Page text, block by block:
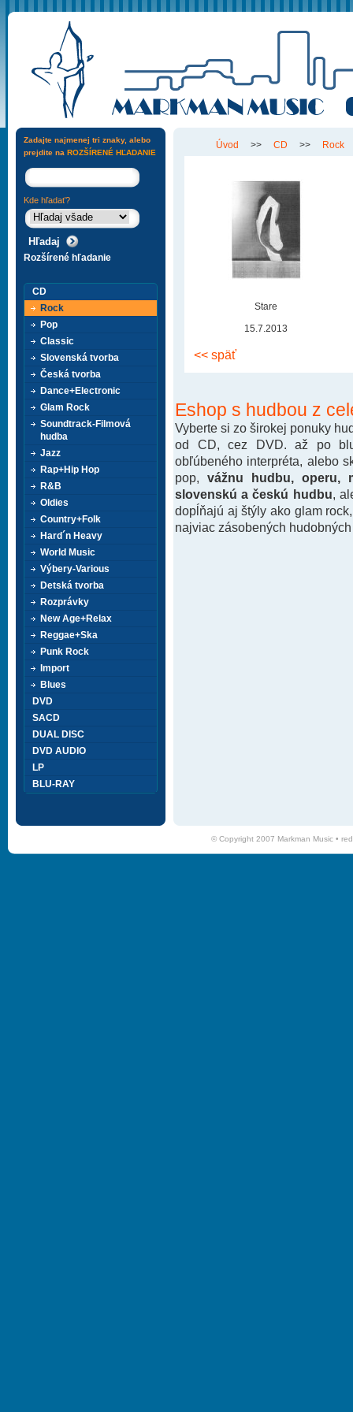
Úvod >> CD >> Rock
Stare
15.7.2013
<< späť
Eshop s hudbou z
Vyberte si zo širokej ponuky
od CD, cez DVD. až po
obľúbeného interpréta, alebo
pop, vážnu hudbu, operu,
slovenskú a českú hudbu ,
dopĺňajú aj štýly ako glam
najviac zásobených
Zadajte najmenej tri znaky, alebo
prejdite na ROZŠÍRENÉ HĽADANIE
Kde hľadať?
Rozšírené hľadanie
CD
Rock
Pop
Classic
Slovenská tvorba
Česká tvorba
Dance+Electronic
Glam Rock
Soundtrack-Filmová
hudba
Jazz
Rap+Hip Hop
R&B
Oldies
Country+Folk
Hard´n Heavy
World Music
Výbery-Various
Detská tvorba
Rozprávky
New Age+Relax
Reggae+Ska
Punk Rock
Import
Blues
DVD
SACD
DUAL DISC
DVD AUDIO
LP
BLU-RAY
© Copyright 2007 Markman Music •